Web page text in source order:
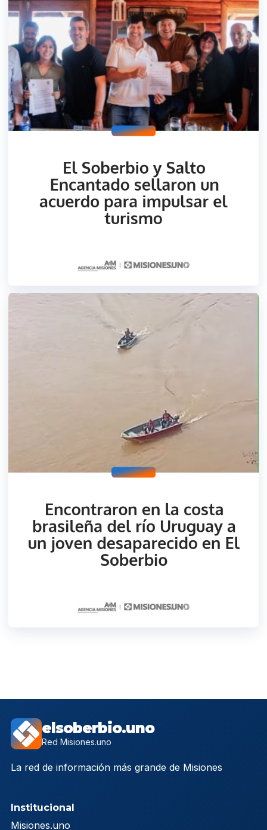
elsoberbio.uno
Red Misiones.uno
La red de información más grande de Misiones
Institucional
Misiones.uno